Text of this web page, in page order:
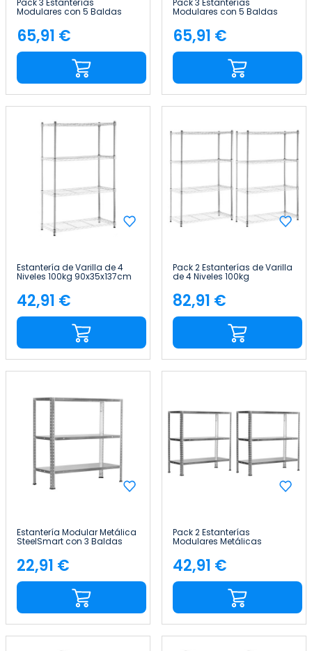
Pack 3 Estanterías
Modulares con 5 Baldas
175Kg Thinia Home
Precio
65,91 €
Pack 3 Estanterías
Modulares con 5 Baldas
175Kg Thinia Home
Precio
65,91 €
Estantería de Varilla de 4
Niveles 100kg 90x35x137cm
Thinia Home
Precio
42,91 €
Pack 2 Estanterías de Varilla
de 4 Niveles 100kg
90x35x137cm Thinia Home
Precio
82,91 €
Estantería Modular Metálica
SteelSmart con 3 Baldas
Precio
22,91 €
Pack 2 Estanterías
Modulares Metálicas
120kg 70x30x70cm 7house
Precio
42,91 €